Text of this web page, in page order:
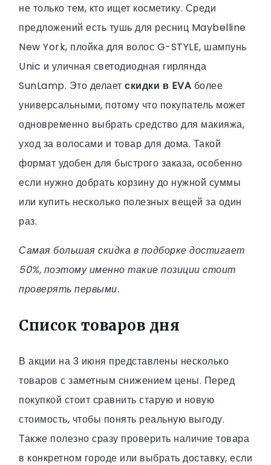
не только тем, кто ищет косметику. Среди
предложений есть тушь для ресниц Maybelline
New York, плойка для волос G-STYLE, шампунь
Unic и уличная светодиодная гирлянда
SunLamp. Это делает скидки в EVA более
универсальными, потому что покупатель может
одновременно выбрать средство для макияжа,
уход за волосами и товар для дома. Такой
формат удобен для быстрого заказа, особенно
если нужно добрать корзину до нужной суммы
или купить несколько полезных вещей за один
раз.
Самая большая скидка в подборке достигает
50%, поэтому именно такие позиции стоит
проверять первыми.
Список товаров дня
В акции на 3 июня представлены несколько
товаров с заметным снижением цены. Перед
покупкой стоит сравнить старую и новую
стоимость, чтобы понять реальную выгоду.
Также полезно сразу проверить наличие товара
в конкретном городе или выбрать доставку, если